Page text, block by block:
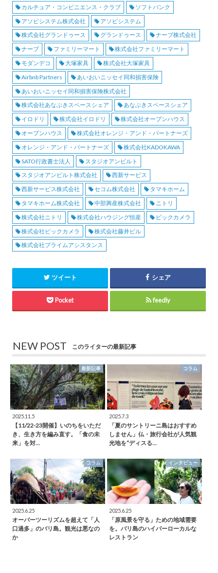
カルチュア・コンビニエンス・クラブ
ソフトバンク
アソビシステム株式会社
アソビシステム
株式会社グランドゥース
グランドゥース
ナーブ株式会社
ナーブ
ファミリーマート
株式会社ファミリーマート
モダンデコ
大塚家具
株式会社大塚家具
Airbnb Partners
あいおいニッセイ同和損害保険
あいおいニッセイ同和損害保険株式会社
株式会社あなぶきスペースシェア
あなぶきスペースシェア
イロドリ
株式会社イロドリ
株式会社オープンハウス
オープンハウス
株式会社オレンジ・アンド・パートナーズ
オレンジ・アンド・パートナーズ
株式会社KADOKAWA
SATO行政書士法人
スタジオアンビルト
スタジオアンビルト株式会社
西新サービス
西新サービス株式会社
セコム株式会社
タマキホーム
タマキホーム株式会社
中部興産株式会社
ニトリ
株式会社ニトリ
株式会社ハウジング恒産
ビックカメラ
株式会社ビックカメラ
株式会社藤井ビル
株式会社プライムアシスタンス
ツイート シェア
Pocket feedly
NEW POST このライターの最新記事
最新記事
2025.11.5
【11/22-23開催】いのちをいただ
き、生き方を編み直す。「食の未
来」を対…
コラム
2025.7.3
「夏のサントリーニ島はおすすめ
しません」仏・旅行会社が人気観
光地を“ディスる…
コラム
2025.6.25
オーバーツーリズムを超えて「人
口過多」のバリ島。観光は悪なの
か
インタビュー
2025.6.25
「原風景を守る」ための地域需要
を。バリ島のハイパーローカルな
レストラン